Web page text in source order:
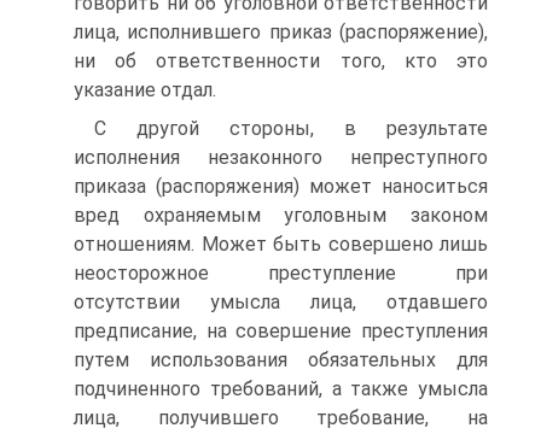
лица, исполнившего приказ (распоряжение),
ни об ответственности того, кто это
указание отдал.
С другой стороны, в результате
исполнения незаконного непреступного
приказа (распоряжения) может наноситься
вред охраняемым уголовным законом
отношениям. Может быть совершено лишь
неосторожное преступление при
отсутствии умысла лица, отдавшего
предписание, на совершение преступления
путем использования обязательных для
подчиненного требований, а также умысла
лица, получившего требование, на